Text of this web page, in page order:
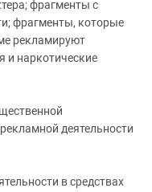
фрагменты с
фрагменты, которые
рекламируют
и наркотические
деятельности
в средствах